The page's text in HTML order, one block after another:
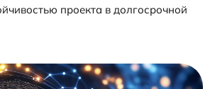
проекта в долгосрочной